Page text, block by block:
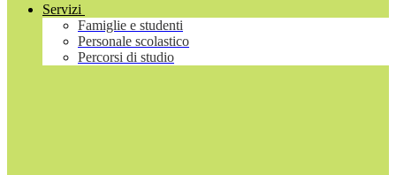
Servizi
Famiglie e studenti
Personale scolastico
Percorsi di studio